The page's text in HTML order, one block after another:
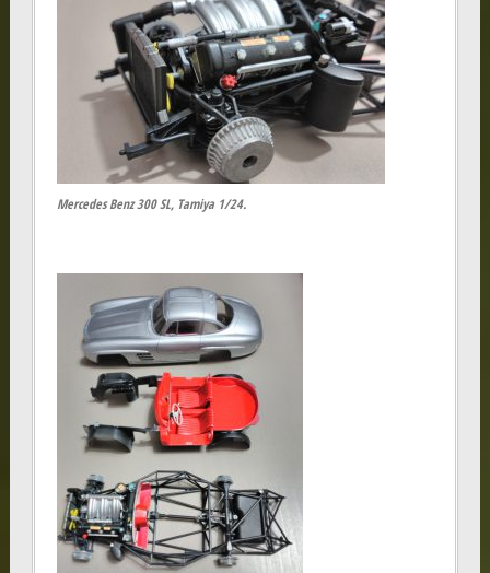
Mercedes Benz 300 SL, Tamiya 1/24.